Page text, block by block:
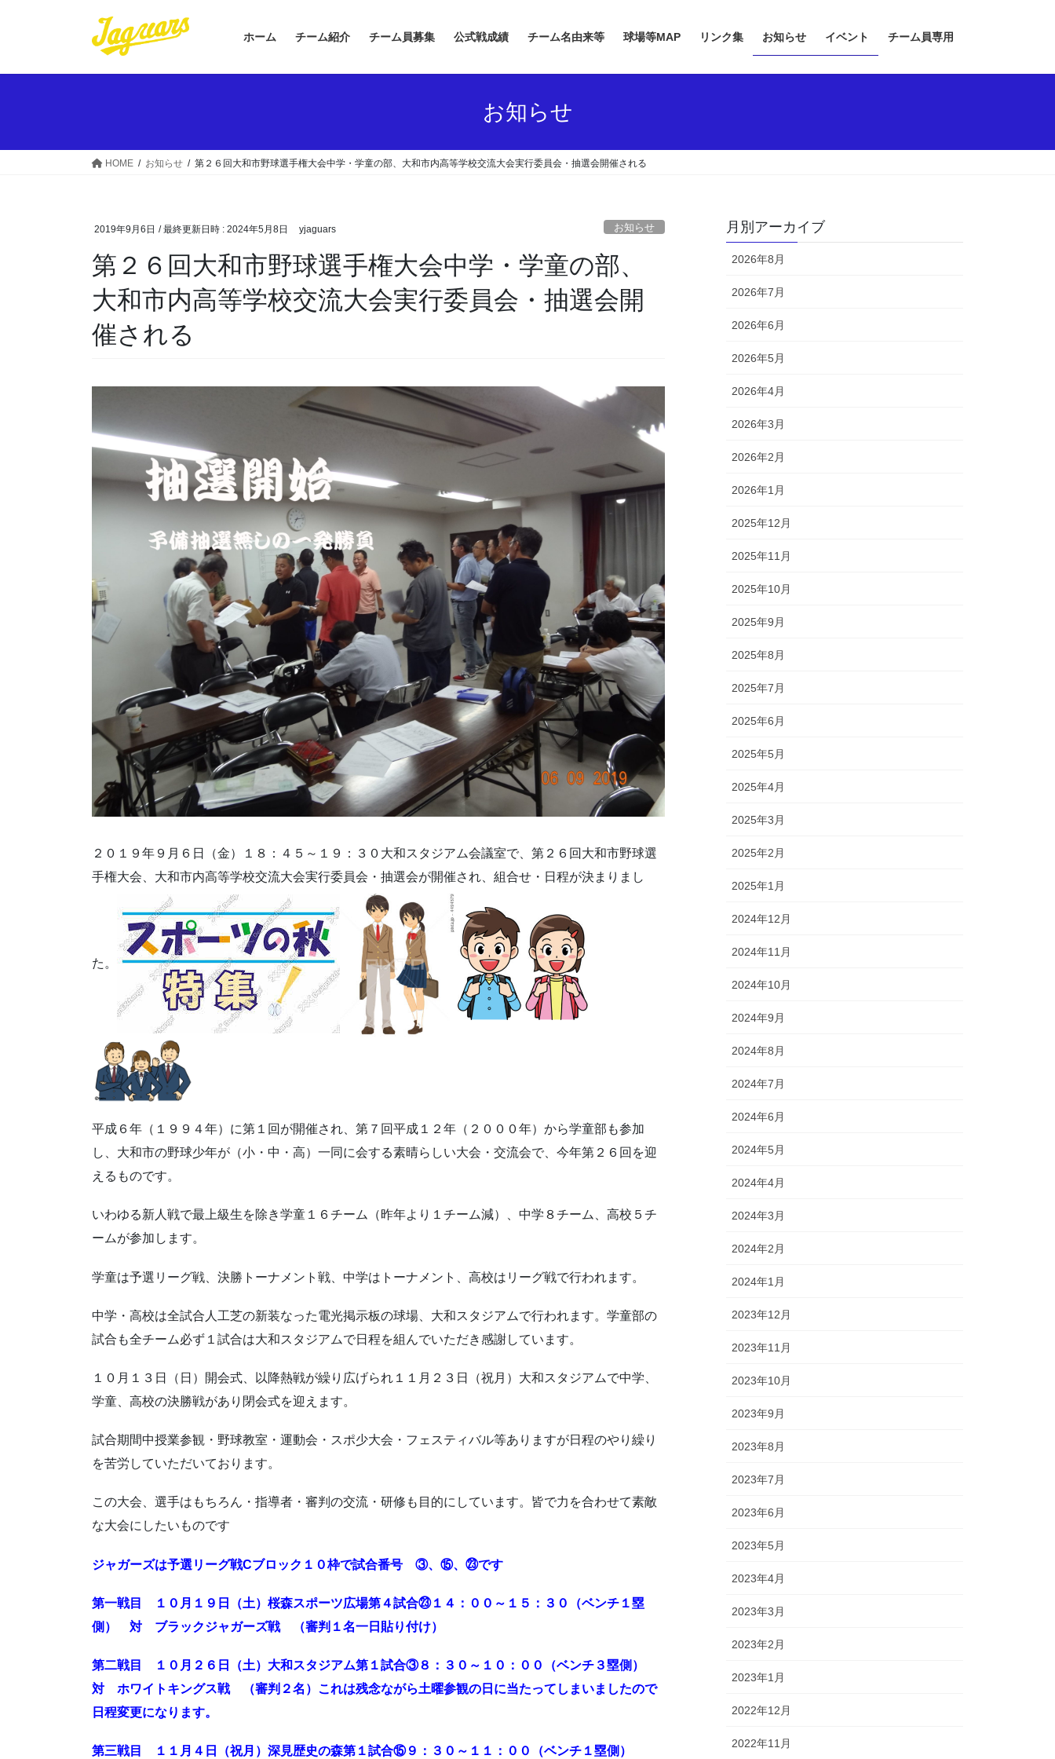
ホーム チーム紹介 チーム員募集 公式戦成績 チーム名由来等 球場等MAP リンク集 お知らせ イベント チーム員専用
お知らせ
HOME お知らせ 第２６回大和市野球選手権大会中学・学童の部、大和市内高等学校交流大会実行委員会・抽選会開催される
2019年9月6日 / 最終更新日時 : 2024年5月8日 yjaguars お知らせ
第２６回大和市野球選手権大会中学・学童の部、
大和市内高等学校交流大会実行委員会・抽選会開
催される
２０１９年９月６日（金）１８：４５～１９：３０大和スタジアム会議室で、第２６回大和市野球選
手権大会、大和市内高等学校交流大会実行委員会・抽選会が開催され、組合せ・日程が決まりまし
た。
平成６年（１９９４年）に第１回が開催され、第７回平成１２年（２０００年）から学童部も参加
し、大和市の野球少年が（小・中・高）一同に会する素晴らしい大会・交流会で、今年第２６回を迎
えるものです。
いわゆる新人戦で最上級生を除き学童１６チーム（昨年より１チーム減）、中学８チーム、高校５チ
ームが参加します。
学童は予選リーグ戦、決勝トーナメント戦、中学はトーナメント、高校はリーグ戦で行われます。
中学・高校は全試合人工芝の新装なった電光掲示板の球場、大和スタジアムで行われます。学童部の
試合も全チーム必ず１試合は大和スタジアムで日程を組んでいただき感謝しています。
１０月１３日（日）開会式、以降熱戦が繰り広げられ１１月２３日（祝月）大和スタジアムで中学、
学童、高校の決勝戦があり閉会式を迎えます。
試合期間中授業参観・野球教室・運動会・スポ少大会・フェスティバル等ありますが日程のやり繰り
を苦労していただいております。
この大会、選手はもちろん・指導者・審判の交流・研修も目的にしています。皆で力を合わせて素敵
な大会にしたいものです
ジャガーズは予選リーグ戦Cブロック１０枠で試合番号 ③、⑮、㉓です
第一戦目 １０月１９日（土）桜森スポーツ広場第４試合㉓１４：００～１５：３０（ベンチ１塁
側） 対 ブラックジャガーズ戦 （審判１名一日貼り付け）
第二戦目 １０月２６日（土）大和スタジアム第１試合③８：３０～１０：００（ベンチ３塁側）
対 ホワイトキングス戦 （審判２名）これは残念ながら土曜参観の日に当たってしまいましたので
日程変更になります。
第三戦目 １１月４日（祝月）深見歴史の森第１試合⑮９：３０～１１：００（ベンチ１塁側）
月別アーカイブ
2026年8月
2026年7月
2026年6月
2026年5月
2026年4月
2026年3月
2026年2月
2026年1月
2025年12月
2025年11月
2025年10月
2025年9月
2025年8月
2025年7月
2025年6月
2025年5月
2025年4月
2025年3月
2025年2月
2025年1月
2024年12月
2024年11月
2024年10月
2024年9月
2024年8月
2024年7月
2024年6月
2024年5月
2024年4月
2024年3月
2024年2月
2024年1月
2023年12月
2023年11月
2023年10月
2023年9月
2023年8月
2023年7月
2023年6月
2023年5月
2023年4月
2023年3月
2023年2月
2023年1月
2022年12月
2022年11月